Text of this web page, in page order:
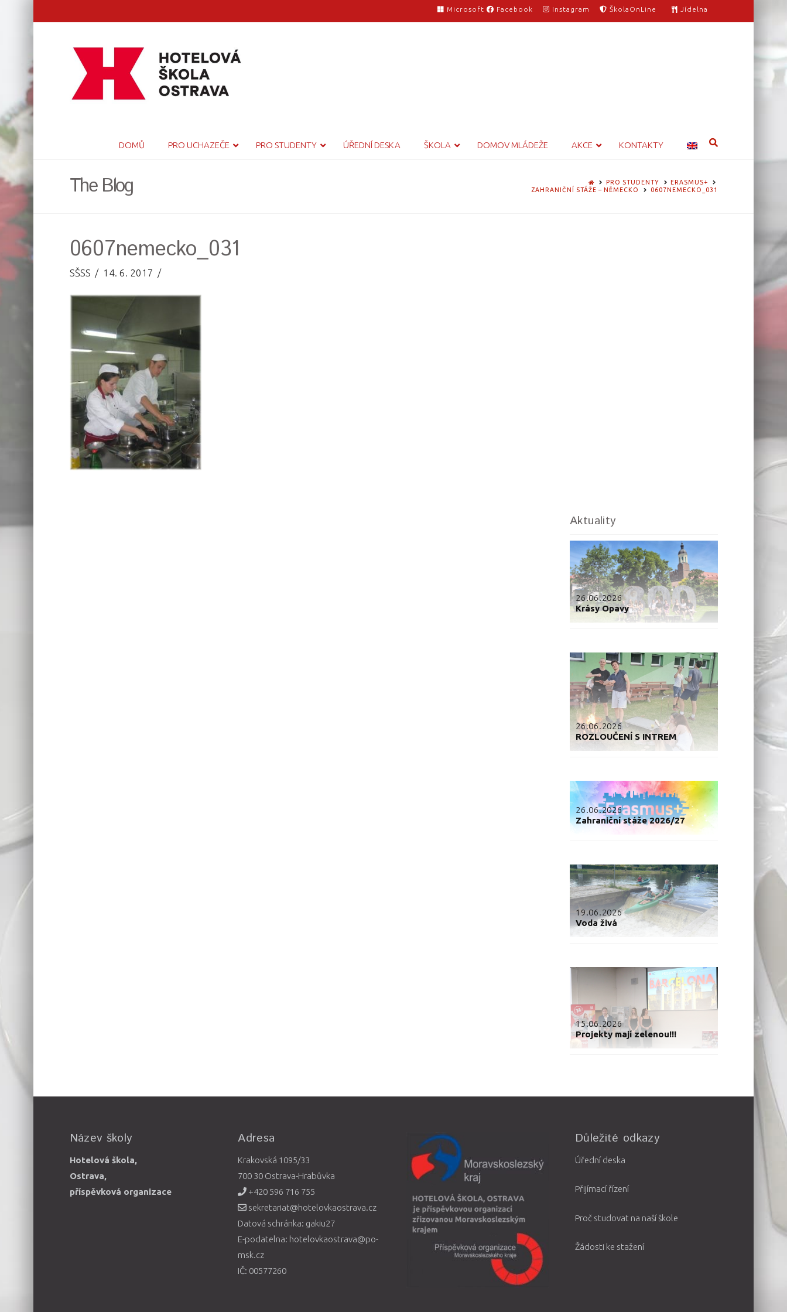
Microsoft Facebook Instagram ŠkolaOnLine Jídelna
DOMŮ PRO UCHAZEČE PRO STUDENTY ÚŘEDNÍ DESKA ŠKOLA DOMOV MLÁDEŽE AKCE KONTAKTY
The Blog HOMEPRO STUDENTY
ERASMUS+
ZAHRANIČNÍ STÁŽE – NĚMECKO
0607NEMECKO_031
0607nemecko_031
SŠSS 14. 6. 2017
Aktuality
26.06.2026
Krásy Opavy
26.06.2026
ROZLOUČENÍ S INTREM
26.06.2026
Zahraniční stáže 2026/27
19.06.2026
Voda živá
15.06.2026
Projekty mají zelenou!!!
Název školy
Hotelová škola,
Ostrava,
příspěvková organizace
Adresa
Krakovská 1095/33
700 30 Ostrava-Hrabůvka
+420 596 716 755
sekretariat@hotelovkaostrava.cz
Datová schránka: gakiu27
E-podatelna: hotelovkaostrava@po-
msk.cz
IČ: 00577260
Důležité odkazy
Úřední deska
Přijímací řízení
Proč studovat na naší škole
Žádosti ke stažení